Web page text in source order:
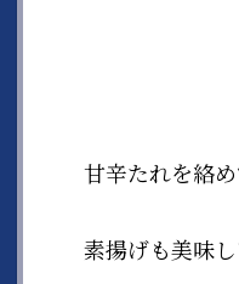
甘辛たれを絡
素揚げも美味